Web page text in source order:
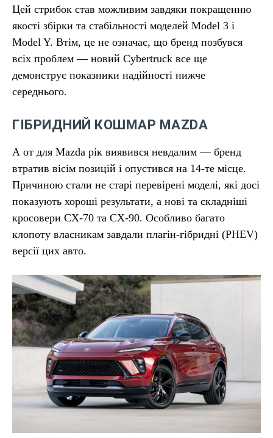
Цей стрибок став можливим завдяки покращенню
якості збірки та стабільності моделей Model 3 і
Model Y. Втім, це не означає, що бренд позбувся
всіх проблем — новий Cybertruck все ще
демонструє показники надійності нижче
середнього.
ГІБРИДНИЙ КОШМАР MAZDA
А от для Mazda рік виявився невдалим — бренд
втратив вісім позицій і опустився на 14-те місце.
Причиною стали не старі перевірені моделі, які досі
показують хороші результати, а нові та складніші
кросовери CX-70 та CX-90. Особливо багато
клопоту власникам завдали плагін-гібридні (PHEV)
версії цих авто.